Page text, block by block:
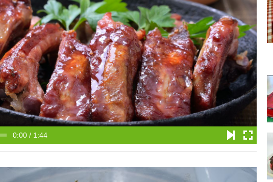
0:00 / 1:44